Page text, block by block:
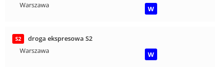
Warszawa
W
S2
droga ekspresowa S2
Warszawa
W